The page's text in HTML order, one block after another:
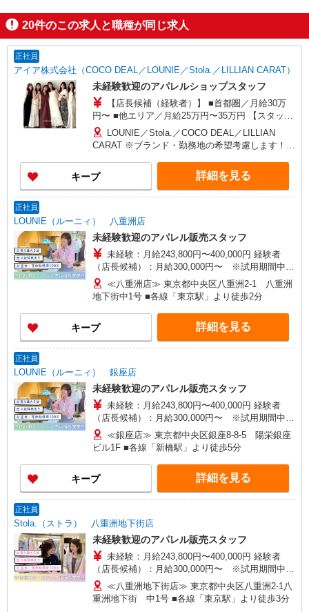
20件のこの求人と職種が同じ求人
正社員
アイア株式会社（COCO DEAL／LOUNIE／Stola.／LILLIAN CARAT）
未経験歓迎のアパレルショップスタッフ
【店長候補（経験者）】 ■首都圏／月給30万
円〜 ■他エリア／月給25万円〜35万円 【スタッ
フ】 ■首都圏／月給24万3,800円〜40万円 ■大阪／
月給23万3,500円〜35万円 ■京都、兵庫、愛知、岐
阜、福岡／月給22万7,800円〜35万円 ■他エリア／
月給22万2,100円〜35万円 固定残業手当含む（1ヶ
月あたり20時間）※超過時は追加支給 首都圏エリ
ア：30,800円 大阪：29,500円 京都、兵庫、愛知、
考慮 ※試用期間3ヶ月も同条件（首都圏：店長候
補は月給27万円〜）
LOUNIE／Stola.／COCO DEAL／LILLIAN
CARAT ※ブランド・勤務地の希望考慮します！※
道、宮城（仙台）、愛知、大阪、兵庫、京都、和
歌山、岡山、広島、愛媛、福岡、長崎、宮崎、熊
本などの各店舗で募集しています。 【COCO
ルミネ池袋店／ルミネ横浜／ルミネ大宮店／ルミ
ネ有楽町店 ルミネ立川店／ルミネ町田店／池袋
PARCO店／東京スカイツリータウン・ソラマチ店
イクスピアリ店／イオンレイクタウン店／ジョイ
ナス店／テラスモール湘南店 タカシマヤ ゲートタ
ワーモール店／イオン大高SC店 なんばCITY店／
天王寺MIO店／阪神梅田本店／京都ポルタ店／阪
番街店／ミナモア広島店／博多阪急店／天神ソラ
リアプラザ店 ▽他、詳しくは備考をご参照くださ
い。
キープ 詳細を見る
正社員
LOUNIE（ルーニィ） 八重洲店
未経験歓迎のアパレル販売スタッフ
未経験：月給243,800円〜400,000円 経験者
（店長候補）：月給300,000円〜 ※試用期間中は
270,000円〜 ★固定残業手当：30,800円（月給に
含む） ※経験・能力考慮 ※固定残業時間は1ヶ月
あたり20時間、超過時は追加で残業手当支給 ※月
3万円まで交通費支給 ※試用期間（2〜3ヶ月）も
同条件 【手当】固定残業手当／資格手当／店舗職
制手当／住宅手当（実家外かつ賃貸の場合のみ別
当の種類はエリアにより異なります。詳細は面接
時にお尋ねください。 ＼入社３大特典キャンペー
ン実施中！／※詳細は備考欄にて
≪八重洲店≫ 東京都中央区八重洲2-1 八重洲
地下街中1号 ■各線「東京駅」より徒歩2分
キープ 詳細を見る
正社員
LOUNIE（ルーニィ） 銀座店
未経験歓迎のアパレル販売スタッフ
未経験：月給243,800円〜400,000円 経験者
（店長候補）：月給300,000円〜 ※試用期間中は
270,000円〜 ★固定残業手当：30,800円（月給に
含む） ※経験・能力考慮 ※固定残業時間は1ヶ月
あたり20時間、超過時は追加で残業手当支給 ※月
3万円まで交通費支給 ※試用期間（2〜3ヶ月）も
同条件 【手当】固定残業手当／資格手当／店舗職
制手当／住宅手当（実家外かつ賃貸の場合のみ別
当の種類はエリアにより異なります。詳細は面接
時にお尋ねください。 ＼入社３大特典キャンペー
ン実施中！／※詳細は備考欄にて
≪銀座店≫ 東京都中央区銀座8-8-5 陽栄銀座
ビル1F ■各線「新橋駅」より徒歩5分
キープ 詳細を見る
正社員
Stola.（ストラ） 八重洲地下街店
未経験歓迎のアパレル販売スタッフ
未経験：月給243,800円〜400,000円 経験者
（店長候補）：月給300,000円〜 ※試用期間中は
270,000円〜 ★固定残業手当：30,800円（月給に
含む） ※経験・能力考慮 ※固定残業時間は1ヶ月
あたり20時間、超過時は追加で残業手当支給 ※月
≪八重洲地下街店≫ 東京都中央区八重洲2-1八
重洲地下街 中1号 ■各線「東京駅」より徒歩3分